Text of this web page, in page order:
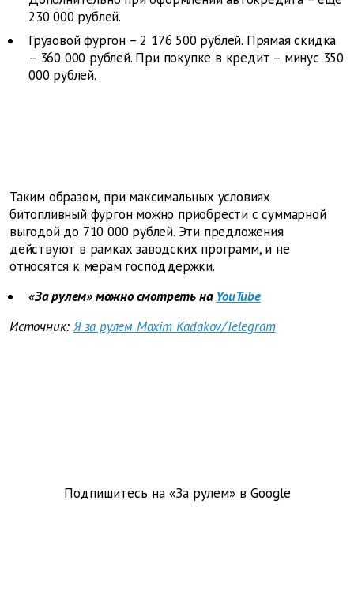
230 000 рублей.
Грузовой фургон – 2 176 500 рублей. Прямая скидка
– 360 000 рублей. При покупке в кредит – минус 350
000 рублей.
Таким образом, при максимальных условиях
битопливный фургон можно приобрести с суммарной
выгодой до 710 000 рублей. Эти предложения
действуют в рамках заводских программ, и не
относятся к мерам господдержки.
«За рулем» можно смотреть на YouTube
Источник: Я за рулем Maxim Kadakov/Telegram
Подпишитесь на «За рулем» в Google